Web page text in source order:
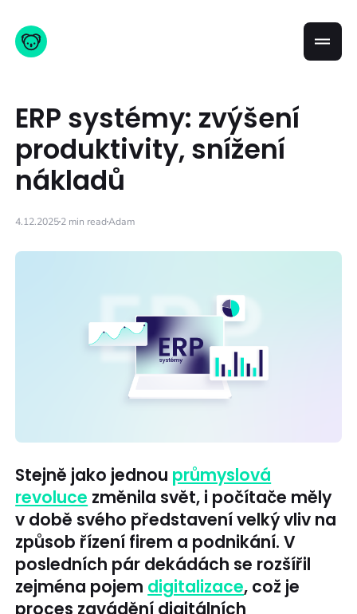
ERP systémy: zvýšení
produktivity, snížení
nákladů
4.12.20252 min readAdam
Stejně jako jednou průmyslová
revoluce změnila svět, i počítače měly
v době svého představení velký vliv na
způsob řízení firem a podnikání. V
posledních pár dekádách se rozšířil
zejména pojem digitalizace, což je
proces zavádění digitálních